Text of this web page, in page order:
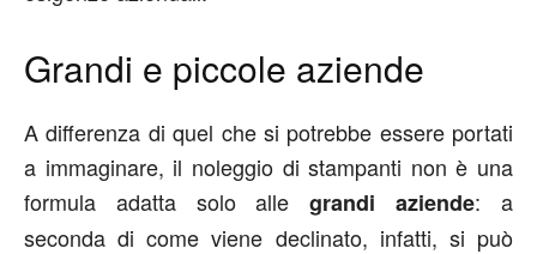
Grandi e piccole aziende
A differenza di quel che si potrebbe essere portati
a immaginare, il noleggio di stampanti non è una
formula adatta solo allegrandi aziende: a
seconda di come viene declinato, infatti, si può